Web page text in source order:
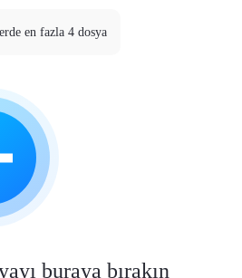
en fazla 4 dosya
buraya bırakın